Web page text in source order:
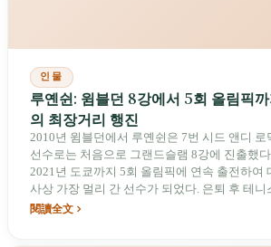
인물
루옌쉰: 윔블던 8강에서 5회 올림픽
의 최장거리 행진
2010년 윔블던에서 루옌쉰은 7번 시드 앤디 로
선수로는 처음으로 그랜드슬램 8강에 진출했
2021년 도쿄까지 5회 올림픽에 연속 출전하여
사상 가장 멀리 간 선수가 되었다. 은퇴 후 테니
하여, 자신의 윔블던 기록을 뛰어넘을 대만 소
閱讀全文